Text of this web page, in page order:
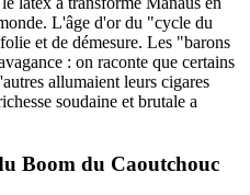
L'âge d'or du "cycle du
et de démesure. Les "barons
: on raconte que certains
allumaient leurs cigares
soudaine et brutale a
Boom du Caoutchouc